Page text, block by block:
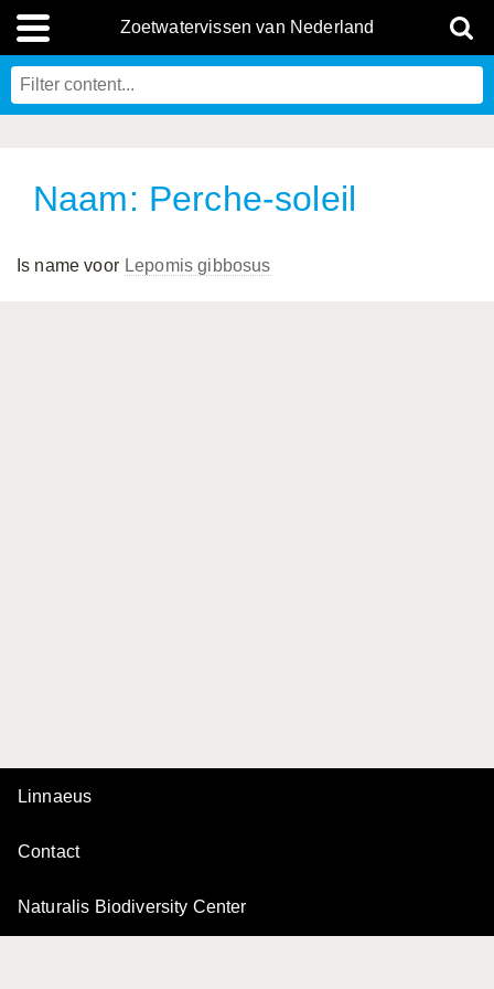
Zoetwatervissen van Nederland
Naam: Perche-soleil
Is name voor Lepomis gibbosus
Linnaeus
Contact
Naturalis Biodiversity Center